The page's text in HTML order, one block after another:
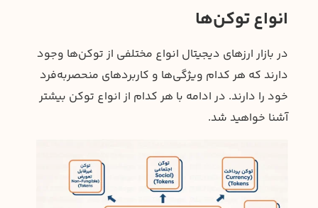
انواع توکن‌ها
در بازار ارزهای دیجیتال انواع مختلفی از توکن‌ها وجود
دارند که هر کدام ویژگی‌ها و کاربردهای منحصربه‌فرد
خود را دارند. در ادامه با هر کدام از انواع توکن بیشتر
آشنا خواهید شد.